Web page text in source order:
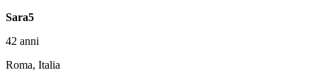
Sara5
42 anni
Roma, Italia